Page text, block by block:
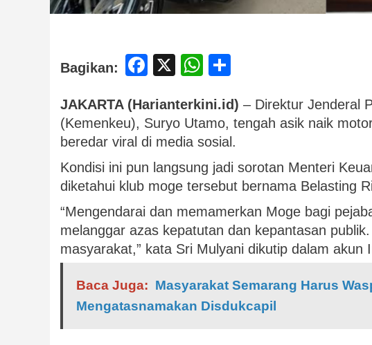
Bagikan: Facebook
X WhatsApp
JAKARTA (Harianterkini.id) – Direktur Jenderal
(Kemenkeu), Suryo Utamo, tengah asik naik
beredar viral di media sosial.
Kondisi ini pun langsung jadi sorotan Menteri
diketahui klub moge tersebut bernama Belasting
“Mengendarai dan memamerkan Moge bagi
melanggar azas kepatutan dan kepantasan
masyarakat,” kata Sri Mulyani dikutip dalam
Baca Juga: Masyarakat Semarang Harus
Mengatasnamakan Disdukcapil